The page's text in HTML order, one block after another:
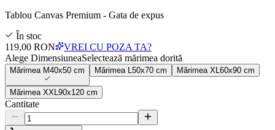
Tablou Canvas Premium - Gata de expus
În stoc
119,00 RON
VREI CU POZA TA?
Alege DimensiuneaSelectează mărimea dorită
Mărimea M40x50 cm Mărimea 50x70 cm Mărimea XL 60x90 cm
Mărimea XXL 90x120 cm
Cantitate